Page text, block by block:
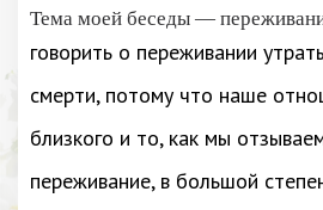
Тема моей беседы —
говорить о переживании
смерти, потому что наше
близкого и то, как мы
переживание, в большой